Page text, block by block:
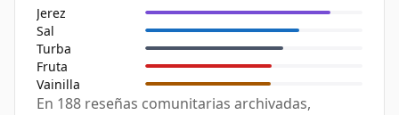
Jerez
Sal
Turba
Fruta
Vainilla
En 188 reseñas comunitarias archivadas,